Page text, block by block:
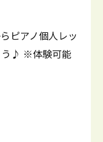
ピアノ個人レッ
う♪ ※体験可能